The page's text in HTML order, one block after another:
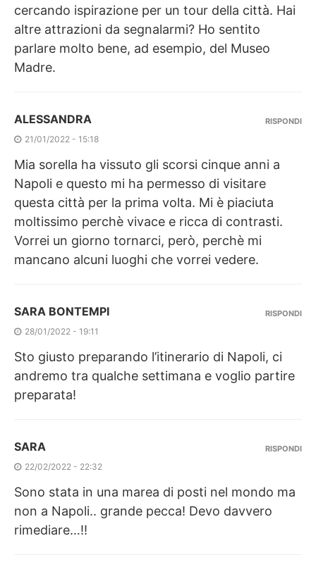
cercando ispirazione per un tour della città. Hai
altre attrazioni da segnalarmi? Ho sentito
parlare molto bene, ad esempio, del Museo
Madre.
ALESSANDRA
21/01/2022 - 15:18
Mia sorella ha vissuto gli scorsi cinque anni a
Napoli e questo mi ha permesso di visitare
questa città per la prima volta. Mi è piaciuta
moltissimo perchè vivace e ricca di contrasti.
Vorrei un giorno tornarci, però, perchè mi
mancano alcuni luoghi che vorrei vedere.
RISPONDI
SARA BONTEMPI
28/01/2022 - 19:11
Sto giusto preparando l’itinerario di Napoli, ci
andremo tra qualche settimana e voglio partire
preparata!
RISPONDI
SARA
22/02/2022 - 22:32
Sono stata in una marea di posti nel mondo ma
non a Napoli.. grande pecca! Devo davvero
rimediare…!!
RISPONDI